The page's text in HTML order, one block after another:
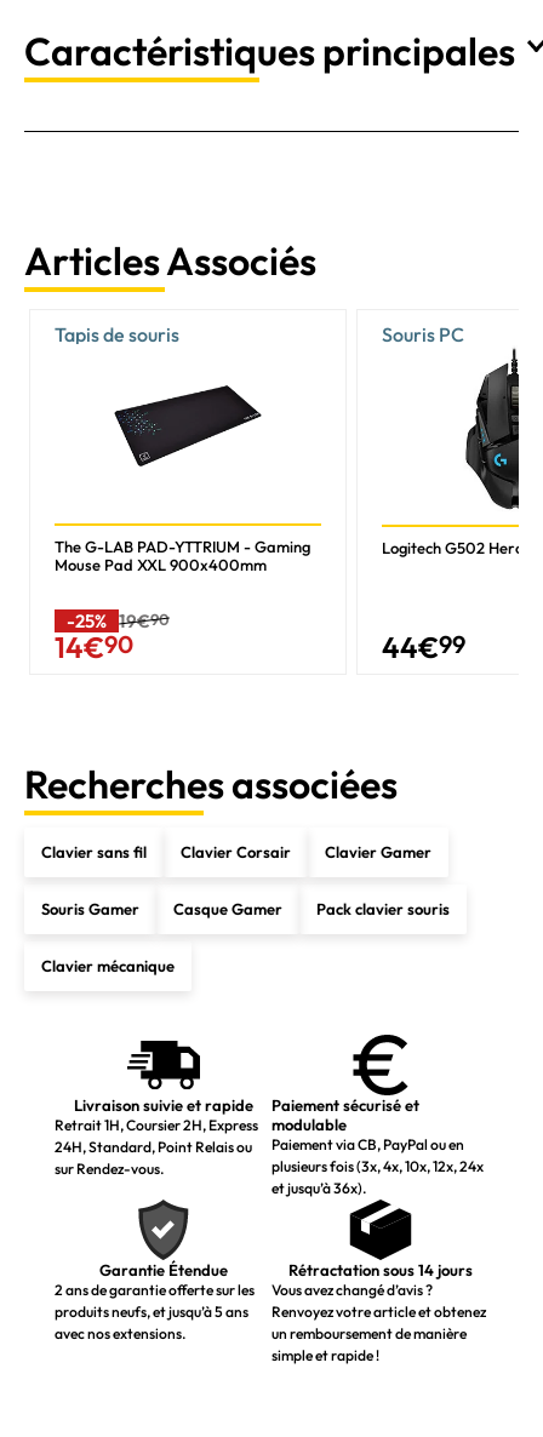
Caractéristiques principales
Articles Associés
Tapis de souris
The G-LAB PAD-YTTRIUM - Gaming
Mouse Pad XXL 900x400mm
-25% 19€90
14€90
Souris PC
Logitech G502 Hero -
44€99
Recherches associées
Clavier sans fil Clavier Corsair Clavier Gamer
Souris Gamer Casque Gamer Pack clavier souris
Clavier mécanique
Livraison suivie et rapide
Retrait 1H, Coursier 2H, Express
24H, Standard, Point Relais ou
sur Rendez-vous.
Paiement sécurisé et
modulable
Paiement via CB, PayPal ou en
plusieurs fois (3x, 4x, 10x, 12x, 24x
et jusqu’à 36x).
Garantie Étendue
2 ans de garantie offerte sur les
produits neufs, et jusqu’à 5 ans
avec nos extensions.
Rétractation sous 14 jours
Vous avez changé d’avis ?
Renvoyez votre article et obtenez
un remboursement de manière
simple et rapide !